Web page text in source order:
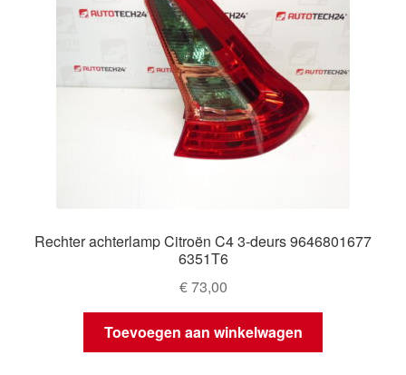
Rechter achterlamp Citroën C4 3-deurs 9646801677
6351T6
€73,00
Toevoegen aan winkelwagen